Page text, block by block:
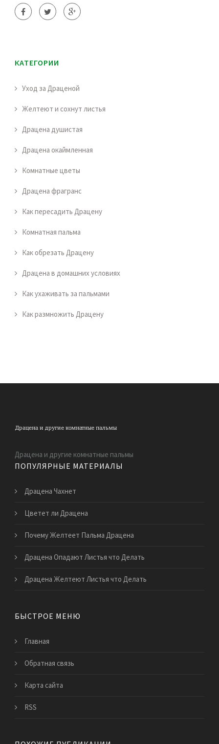
КАТЕГОРИИ
Уход за Драценой
Желтеют и сохнут листья
Драцена душистая
Драцена окаймленная
Комнатные цветы
Драцена фрагранс
Как пересадить Драцену
Комнатная пальма
Как обрезать Драцену
Драцена в домашних условиях
Как ухаживать за пальмами
Как размножить Драцену
Драцена и другие комнатные пальмы
ПОПУЛЯРНЫЕ МАТЕРИАЛЫ
Драцена Чахнет
Цветет ли Драцена
Почему Желтеет Пальма Драцена
Драцена Опадают Листья что Делать
Драцена Желтеют Листья что Делать
БЫСТРОЕ МЕНЮ
Главная
Обратная связь
Карта сайта
RSS